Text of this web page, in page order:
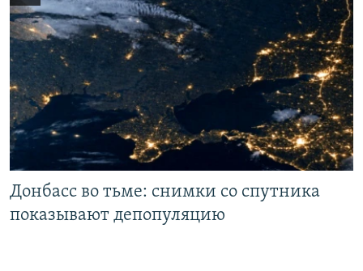
Донбасс во тьме: снимки со спутника
показывают депопуляцию